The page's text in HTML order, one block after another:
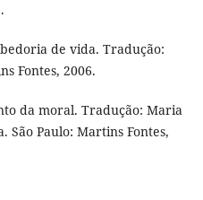
de vida. Tradução:
Fontes, 2006.
da moral. Tradução: Maria
São Paulo: Martins Fontes,